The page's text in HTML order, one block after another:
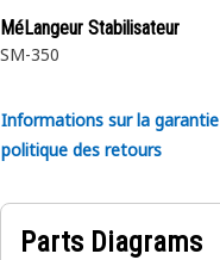
MéLangeur Stabilisateur
SM-350
Informations sur la garantie
politique des retours
Parts Diagrams